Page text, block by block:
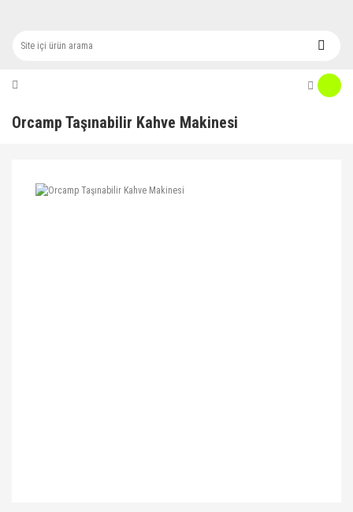
Orcamp Taşınabilir Kahve Makinesi